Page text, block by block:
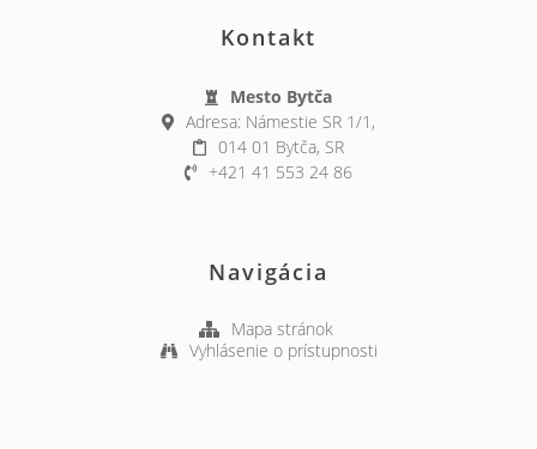
Kontakt
Mesto Bytča
Adresa: Námestie SR 1/1,
014 01 Bytča, SR
+421 41 553 24 86
Navigácia
Mapa stránok
Vyhlásenie o prístupnosti